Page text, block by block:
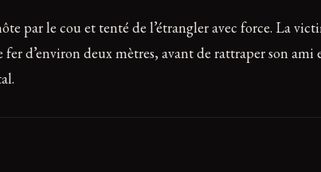
par le cou et tenté de l’étrangler avec force. La
d’environ deux mètres, avant de rattraper son